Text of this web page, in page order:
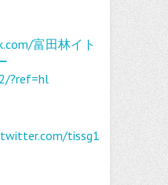
富田林イト
?ref=hl
tissg1